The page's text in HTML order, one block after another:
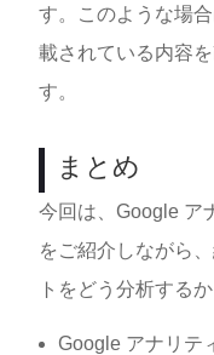
す。このような場
載されている内容
す。
まとめ
今回は、Google ア
をご紹介しながら
トをどう分析する
Google アナリテ